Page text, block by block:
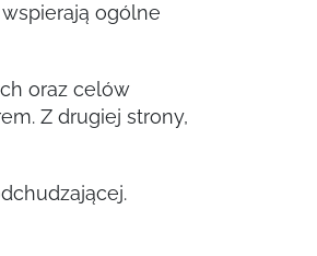
ogólne
oraz celów
Z drugiej strony,